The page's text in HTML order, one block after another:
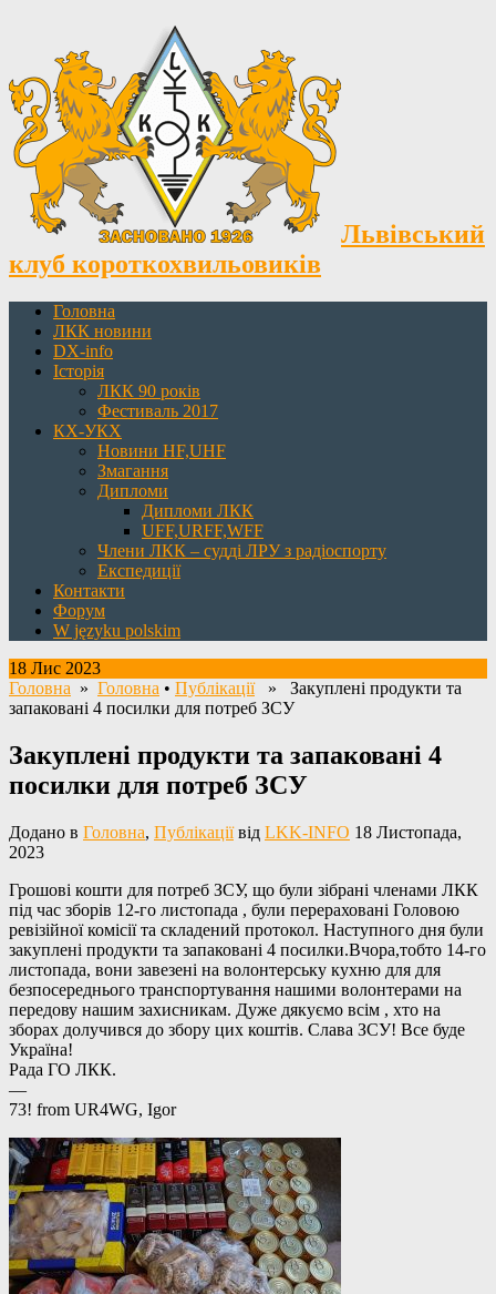
Львівський
клуб короткохвильовиків
Головна
ЛКК новини
DX-info
Історія
ЛКК 90 років
Фестиваль 2017
КХ-УКХ
Новини HF,UHF
Змагання
Дипломи
Дипломи ЛКК
UFF,URFF,WFF
Члени ЛКК – судді ЛРУ з радіоспорту
Експедиції
Контакти
Форум
W języku polskim
18 Лис 2023
Головна » Головна • Публікації» Закуплені продукти та
запаковані 4 посилки для потреб ЗСУ
Закуплені продукти та запаковані 4
посилки для потреб ЗСУ
Додано в Головна, Публікаціївід LKK-INFO 18 Листопада,
2023
Грошові кошти для потреб ЗСУ, що були зібрані членами ЛКК
під час зборів 12-го листопада , були перераховані Головою
ревізійної комісії та складений протокол. Наступного дня були
закуплені продукти та запаковані 4 посилки.Вчора,тобто 14-го
листопада, вони завезені на волонтерську кухню для для
безпосереднього транспортування нашими волонтерами на
передову нашим захисникам. Дуже дякуємо всім , хто на
зборах долучився до збору цих коштів. Слава ЗСУ! Все буде
Україна!
Рада ГО ЛКК.
—
73! from UR4WG, Igor